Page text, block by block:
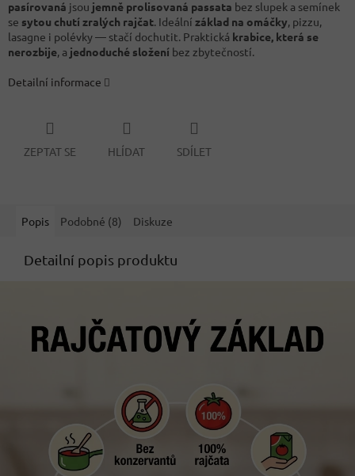
pasírovaná jsou jemně prolisovaná passata bez slupek a semínek
se sytou chutí zralých rajčat. Ideální základ na omáčky, pizzu,
lasagne i polévky — stačí dochutit. Praktická krabice, která se
nerozbije, a jednoduché složení bez zbytečností.
Detailní informace
ZEPTAT SE HLÍDAT SDÍLET
Popis Podobné (8) Diskuze
Detailní popis produktu